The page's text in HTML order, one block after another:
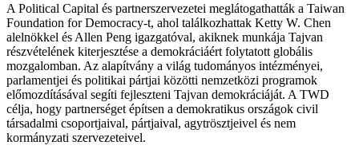
A Political Capital és partnerszervezetei meglátogathatták a Taiwan
Foundation for Democracy-t, ahol találkozhattak Ketty W. Chen
alelnökkel és Allen Peng igazgatóval, akiknek munkája Tajvan
részvételének kiterjesztése a demokráciáért folytatott globális
mozgalomban. Az alapítvány a világ tudományos intézményei,
parlamentjei és politikai pártjai közötti nemzetközi programok
előmozdításával segíti fejleszteni Tajvan demokráciáját. A TWD
célja, hogy partnerséget építsen a demokratikus országok civil
társadalmi csoportjaival, pártjaival, agytrösztjeivel és nem
kormányzati szervezeteivel.